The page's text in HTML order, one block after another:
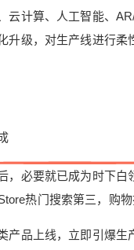
云计算、人工智能、
升级，对生产线进行柔
，必要就已成为时下白
热门搜索第三，购物
产品上线，立即引爆生